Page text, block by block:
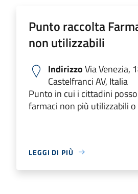
Punto raccolta
non utilizzabili
IndirizzoVia Venezia,
Castelfranci AV, Italia
Punto in cui i cittadini
farmaci non più utilizzabili
LEGGI DI PIÙ